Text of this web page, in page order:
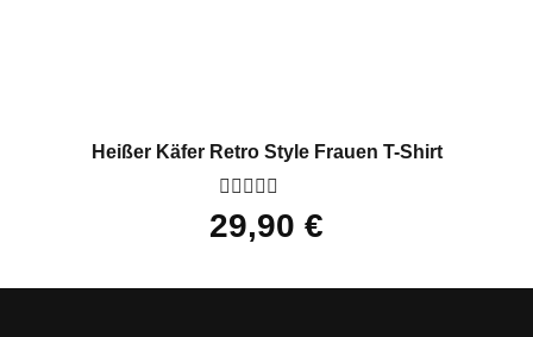
Heißer Käfer Retro Style Frauen T-Shirt
Bewertet
mit
5
29,90 €